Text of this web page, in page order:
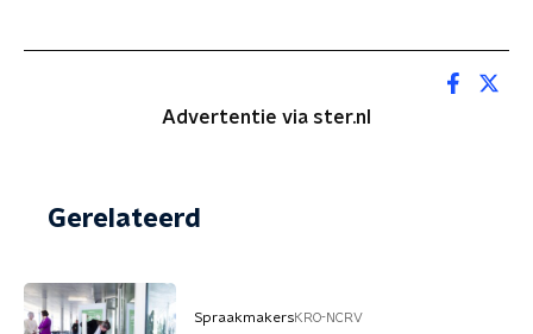
Advertentie via ster.nl
Gerelateerd
SpraakmakersKRO-NCRV